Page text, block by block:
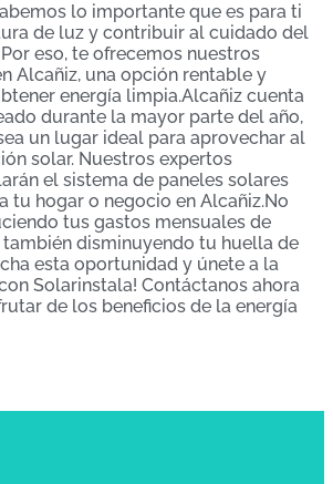
lo importante que es para ti
de luz y contribuir al cuidado del
eso, te ofrecemos nuestros
Alcañiz, una opción rentable y
energía limpia.Alcañiz cuenta
durante la mayor parte del año,
un lugar ideal para aprovechar al
solar. Nuestros expertos
el sistema de paneles solares
tu hogar o negocio en Alcañiz.No
tus gastos mensuales de
disminuyendo tu huella de
esta oportunidad y únete a la
Solarinstala! Contáctanos ahora
de los beneficios de la energía